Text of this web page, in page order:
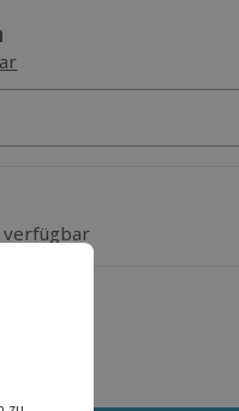
verfügbar